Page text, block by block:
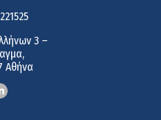
3 –
Αθήνα